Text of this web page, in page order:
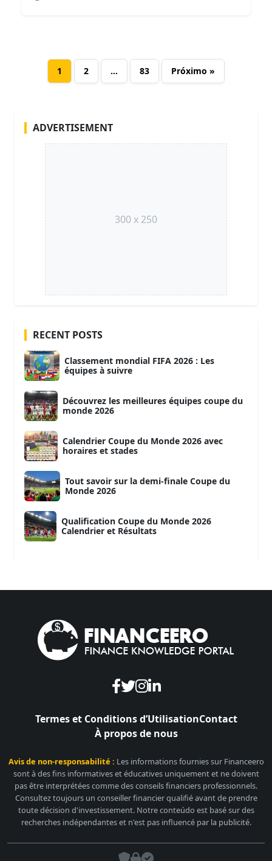
1 2 … 83 Próximo »
ADVERTISEMENT
300 x 250
RECENT POSTS
Classement mondial FIFA 2026 : Les
équipes à suivre
Découvrez les meilleures équipes coupe du
monde 2026
Calendrier Coupe du Monde 2026 avec
horaires et stades
Tout savoir sur la demi-finale Coupe du
Monde 2026
Qualification Coupe du Monde 2026
Calendrier et Résultats
Termes et Conditions d’UtilisationContact
À propos de nous
Avis de non-responsabilité : Les informations fournies sur Financeero
sont à des fins informatives et éducatives uniquement et ne doivent
pas être interprétées comme des conseils financiers professionnels.
Consultez toujours un conseiller financier qualifié avant de prendre
toute décision d'investissement. Notre conteúdo est basé sur des
recherches indépendantes et n'est pas influencé par la publicité.